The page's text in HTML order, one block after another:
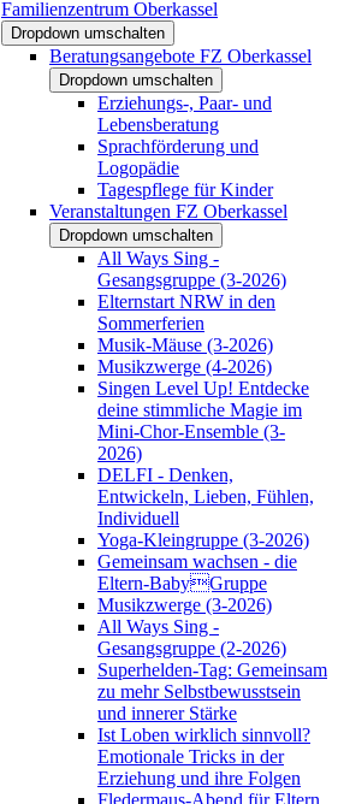
Familienzentrum Oberkassel
Dropdown umschalten
Beratungsangebote FZ Oberkassel
Dropdown umschalten
Erziehungs-, Paar- und
Lebensberatung
Sprachförderung und
Logopädie
Tagespflege für Kinder
Veranstaltungen FZ Oberkassel
Dropdown umschalten
All Ways Sing -
Gesangsgruppe (3-2026)
Elternstart NRW in den
Sommerferien
Musik-Mäuse (3-2026)
Musikzwerge (4-2026)
Singen Level Up! Entdecke
deine stimmliche Magie im
Mini-Chor-Ensemble (3-
2026)
DELFI - Denken,
Entwickeln, Lieben, Fühlen,
Individuell
Yoga-Kleingruppe (3-2026)
Gemeinsam wachsen - die
Eltern-BabyGruppe
Musikzwerge (3-2026)
All Ways Sing -
Gesangsgruppe (2-2026)
Superhelden-Tag: Gemeinsam
zu mehr Selbstbewusstsein
und innerer Stärke
Ist Loben wirklich sinnvoll?
Emotionale Tricks in der
Erziehung und ihre Folgen
Fledermaus-Abend für Eltern